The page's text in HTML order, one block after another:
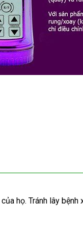
địa
của họĐức
. Tránh lây